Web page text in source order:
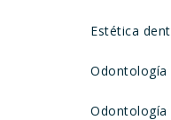
Estética
Odontología
Odontología